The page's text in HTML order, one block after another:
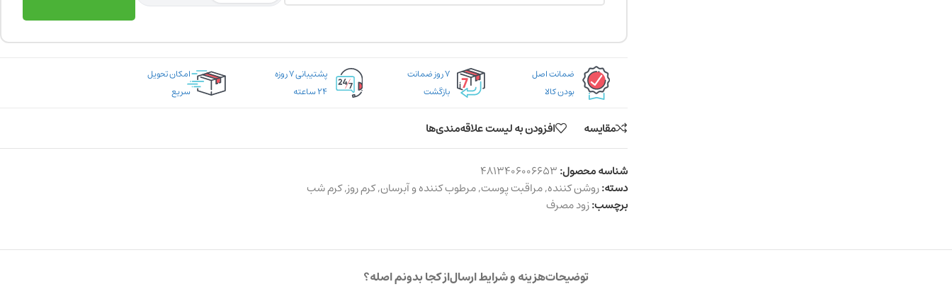
ضمانت اصل
بودن کالا
۷ روز ضمانت
بازگشت
پشتیبانی ۷ روزه
۲۴ ساعته
امکان تحویل
سریع
مقایسه افزودن به لیست علاقه‌مندی‌ها
شناسه محصول:4813406006653
دسته:روشن کننده,مراقبت پوست,مرطوب کننده و آبرسان,کرم روز,کرم شب
برچسب:زود مصرف
توضیحاتهزینه و شرایط ارسالاز کجا بدونم اصله؟